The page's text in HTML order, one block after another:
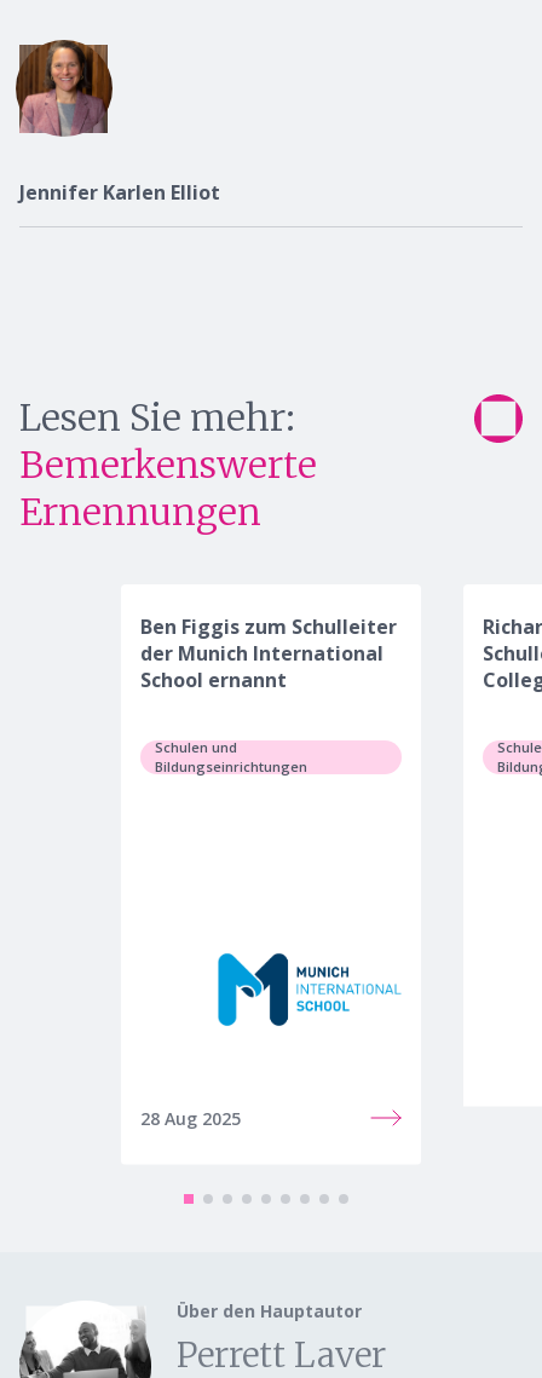
Jennifer Karlen Elliot
Lesen Sie mehr:
Bemerkenswerte
Ernennungen
Ben Figgis zum Schulleiter
der Munich International
School ernannt
Schulen und
Bildungseinrichtungen
28 Aug 2025
Über den Hauptautor
Perrett Laver